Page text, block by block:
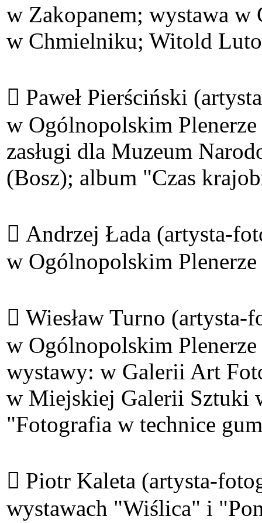
w Zakopanem; wystawa
w Chmielniku; Witold
 Paweł Pierściński
w Ogólnopolskim
zasługi dla Muzeum
(Bosz); album "Czas
 Andrzej Łada (artysta-
w Ogólnopolskim
 Wiesław Turno
w Ogólnopolskim
wystawy: w Galerii Art
w Miejskiej Galerii Sztuki
"Fotografia w technice
 Piotr Kaleta (artysta-
wystawach "Wiślica" i